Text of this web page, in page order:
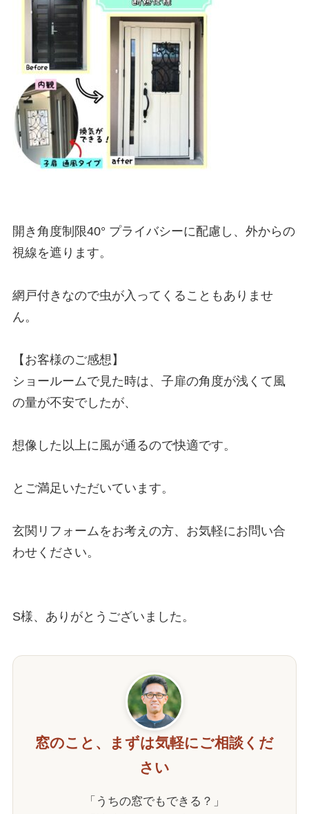
開き角度制限40° プライバシーに配慮し、外からの
視線を遮ります。
網戸付きなので虫が入ってくることもありませ
ん。
【お客様のご感想】
ショールームで見た時は、子扉の角度が浅くて風
の量が不安でしたが、
想像した以上に風が通るので快適です。
とご満足いただいています。
玄関リフォームをお考えの方、お気軽にお問い合
わせください。
S様、ありがとうございました。
窓のこと、まずは気軽にご相談くだ
さい
「うちの窓でもできる？」